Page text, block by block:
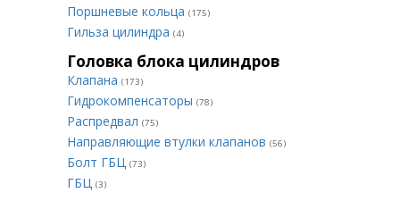
Поршневые кольца (175)
Гильза цилиндра (4)
Головка блока цилиндров
Клапана (173)
Гидрокомпенсаторы (78)
Распредвал (75)
Направляющие втулки клапанов (56)
Болт ГБЦ (73)
ГБЦ (3)